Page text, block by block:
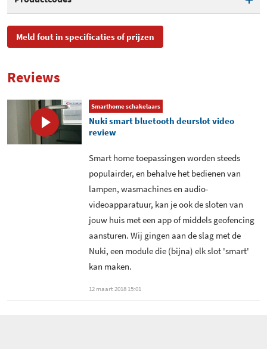
EAN 9120072080203
Meld fout in specificaties of prijzen
Reviews
Smarthome schakelaars
Nuki smart bluetooth deurslot video
review
Smart home toepassingen worden steeds
populairder, en behalve het bedienen van
lampen, wasmachines en audio-
videoapparatuur, kan je ook de sloten van
jouw huis met een app of middels geofencing
aansturen. Wij gingen aan de slag met de
Nuki, een module die (bijna) elk slot 'smart'
kan maken.
12 maart 2018 15:01